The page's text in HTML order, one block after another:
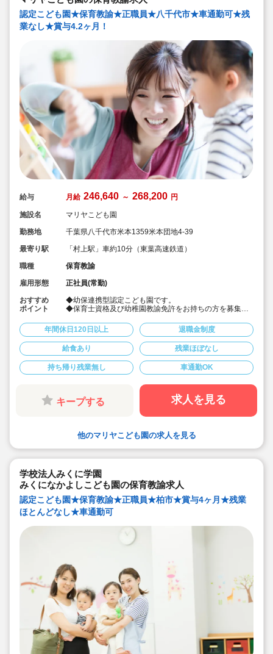
認定こども園★保育教諭★正職員★八千代市★車通勤可★残
業なし★賞与4.2ヶ月！
給与 月給 246,640 ～ 268,200 円
施設名
マリヤこども園
勤務地
千葉県八千代市米本1359米本団地4-39
最寄り駅
「村上駅」車約10分（東葉高速鉄道）
職種
保育教諭
雇用形態
正社員(常勤)
おすすめ
ポイント
◆幼保連携型認定こども園です。
◆保育士資格及び幼稚園教諭免許をお持ちの方を募集。
◆残業なし
◆4.2ヶ月♪
◆年間休日120日とお休みも多いです。
年間休日120日以上 退職金制度
給食あり 残業ほぼなし
持ち帰り残業無し 車通勤OK
キープする 求人を見る
他のマリヤこども園の求人を見る
学校法人みくに学園
みくになかよしこども園の保育教諭求人
認定こども園★保育教諭★正職員★柏市★賞与4ヶ月★残業
ほとんどなし★車通勤可